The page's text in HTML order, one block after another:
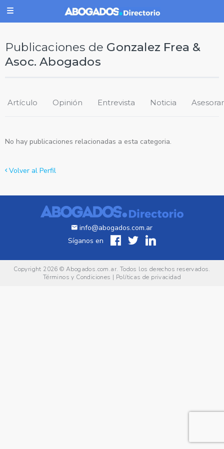
Publicaciones de Gonzalez Frea &
Asoc. Abogados
Artículo Opinión Entrevista Noticia
No hay publicaciones relacionadas a esta categoria.
Volver al Perfil
info@abogados.com.ar
Síganos en
Copyright 2026 © Abogados.com.ar. Todos los derechos reservados.
Términos y Condiciones | Políticas de privacidad